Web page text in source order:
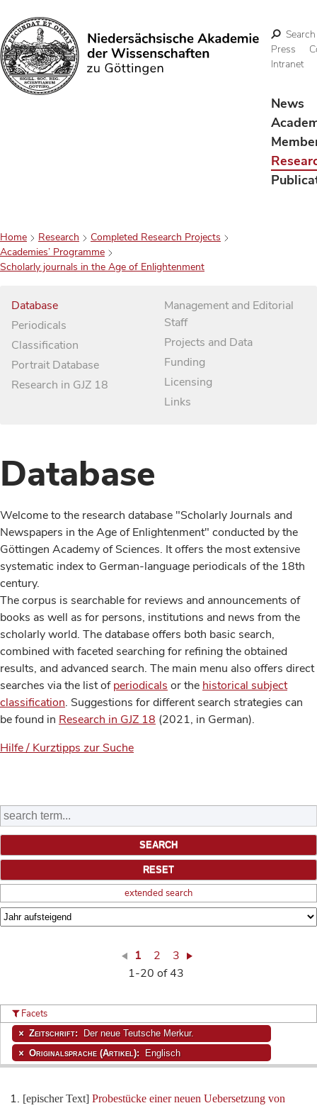
Search
Search
Press
Intranet
News
Home Research
Completed Research Projects
Academies’ Programme
Scholarly journals in the Age of Enlightenment
Database
Periodicals
Classification
Portrait Database
Research in GJZ 18
Management and Editorial
Staff
Projects and Data
Funding
Licensing
Links
Database
Welcome to the research database "Scholarly Journals and
Newspapers in the Age of Enlightenment" conducted by the
Göttingen Academy of Sciences. It offers the most extensive
systematic index to German-language periodicals of the 18th
century.
The corpus is searchable for reviews and announcements of
books as well as for persons, institutions and news from the
scholarly world. The database offers both basic search,
combined with faceted searching for refining the obtained
results, and advanced search. The main menu also offers direct
searches via the list ofperiodicals or the historical subject
classification. Suggestions for different search strategies can
be found in Research in GJZ 18 (2021, in German).
Hilfe / Kurztipps zur Suche
extended search
1 2
3
1-20 of 43
[epischer Text] Probestücke einer neuen Uebersetzung von
Facets
Zeitschrift: Der neue Teutsche Merkur.
Originalsprache (Artikel): Englisch